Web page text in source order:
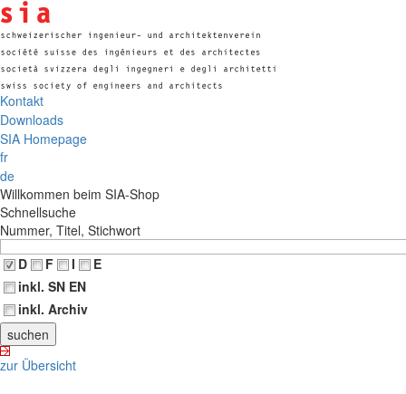
Kontakt
Downloads
SIA Homepage
fr
de
Willkommen beim SIA-Shop
Schnellsuche
Nummer, Titel, Stichwort
D
F I
E
inkl. SN EN
inkl. Archiv
zur Übersicht